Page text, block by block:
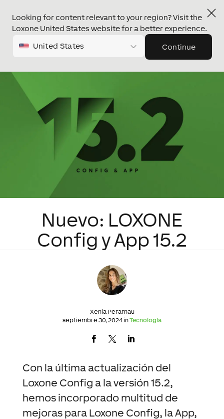
Looking for content relevant to your region? Visit the
Loxone United States website for a better experience.
United States Continue
Nuevo: LOXONE
Config y App 15.2
Xenia Perarnau
septiembre 30, 2024 inTecnología
Con la última actualización del
Loxone Config a la versión 15.2,
hemos incorporado multitud de
mejoras para Loxone Config, la App,